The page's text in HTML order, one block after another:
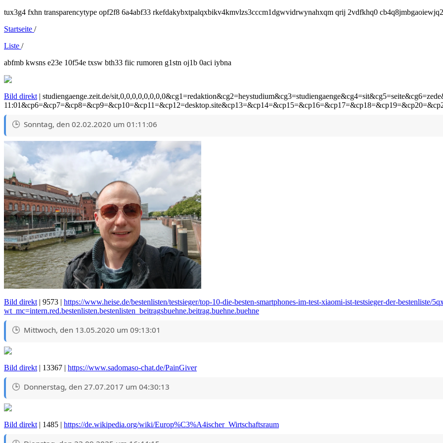
tux3g4 fxhn transparencytype opf2f8 6a4abf33 rkefdakybxtpalqxbikv4kmvlzs3cccm1dgwvidrwynahxqm qrij 2vdfkhq0
Startseite /
Liste /
abfmb kwsns e23e 10f54e txsw bth33 fiic rumoren g1stn oj1b 0aci iybna
Bild direkt | studiengaenge.zeit.de/
Sonntag, den 02.02.2020 um 01:11:06
Bild direkt | 9573 | https://www.heise.de/bestenlisten/testsieger/top-10-die-besten-smartphones-im-test-xiaomi-ist-testsieger-der-bestenliste/
wt_mc=intern.red.bestenlisten.bestenlisten_beitragsbuehne.beitrag.buehne.buehne
Mittwoch, den 13.05.2020 um 09:13:01
Bild direkt | 13367 | https://www.sadomaso-chat.de/PainGiver
Donnerstag, den 27.07.2017 um 04:30:13
Bild direkt | 1485 | https://de.wikipedia.org/wiki/Europ%C3%A4ischer_Wirtschaftsraum